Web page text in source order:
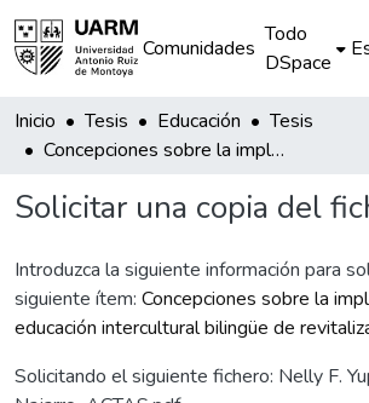
Comunidades
Todo
DSpace
Inicio Tesis Educación
Tesis
Concepciones sobre la implementación de la educación intercultural bilingüe de revitalización
Solicitar una copia del
Introduzca la siguiente información para
siguiente ítem: Concepciones sobre la
educación intercultural bilingüe de
Solicitando el siguiente fichero: Nelly F.